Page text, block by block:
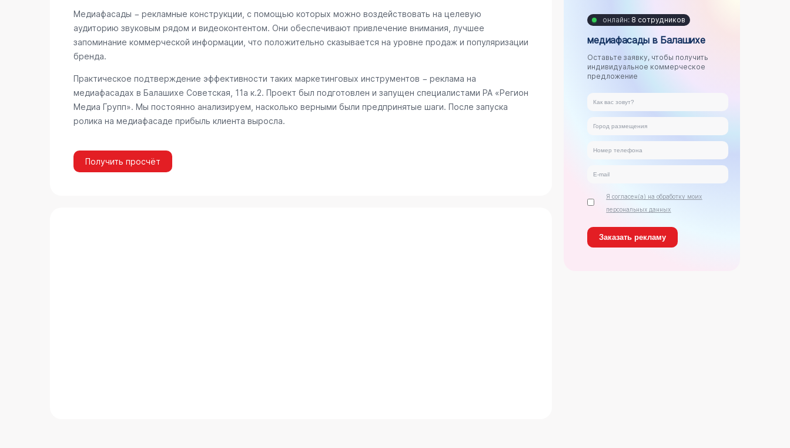
Медиафасады − рекламные конструкции, с помощью которых можно воздействовать на целевую
аудиторию звуковым рядом и видеоконтентом. Они обеспечивают привлечение внимания, лучшее
запоминание коммерческой информации, что положительно сказывается на уровне продаж и популяризации
бренда.
Практическое подтверждение эффективности таких маркетинговых инструментов − реклама на
медиафасадах в Балашихе Советская, 11а к.2. Проект был подготовлен и запущен специалистами РА «Регион
Медиа Групп». Мы постоянно анализируем, насколько верными были предпринятые шаги. После запуска
ролика на медиафасаде прибыль клиента выросла.
Получить просчёт
онлайн: 8 сотрудников
медиафасады в Балашихе
Оставьте заявку, чтобы получить
индивидуальное коммерческое
предложение
Я согласен(а) на обработку моих
персональных данных